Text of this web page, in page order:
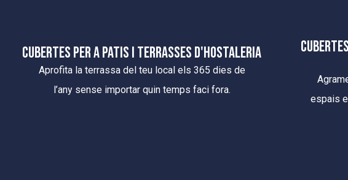
CUBERTES PER A PATIS I TERRASSES D'HOSTALERIA
Aprofita la terrassa del teu local els 365 dies de
l’any sense importar quin temps faci fora.
espais